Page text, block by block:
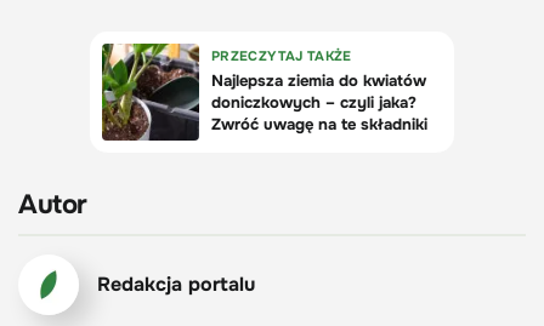
Autor
Redakcja portalu